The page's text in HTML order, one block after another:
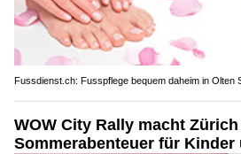
Fussdienst.ch: Fusspflege bequem daheim in Olten
WOW City Rally macht
Sommerabenteuer für Kinder